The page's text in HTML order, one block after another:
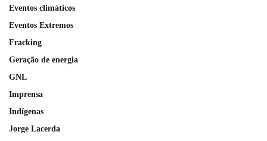
Eventos climáticos
Eventos Extremos
Fracking
Geração de energia
GNL
Imprensa
Indígenas
Jorge Lacerda